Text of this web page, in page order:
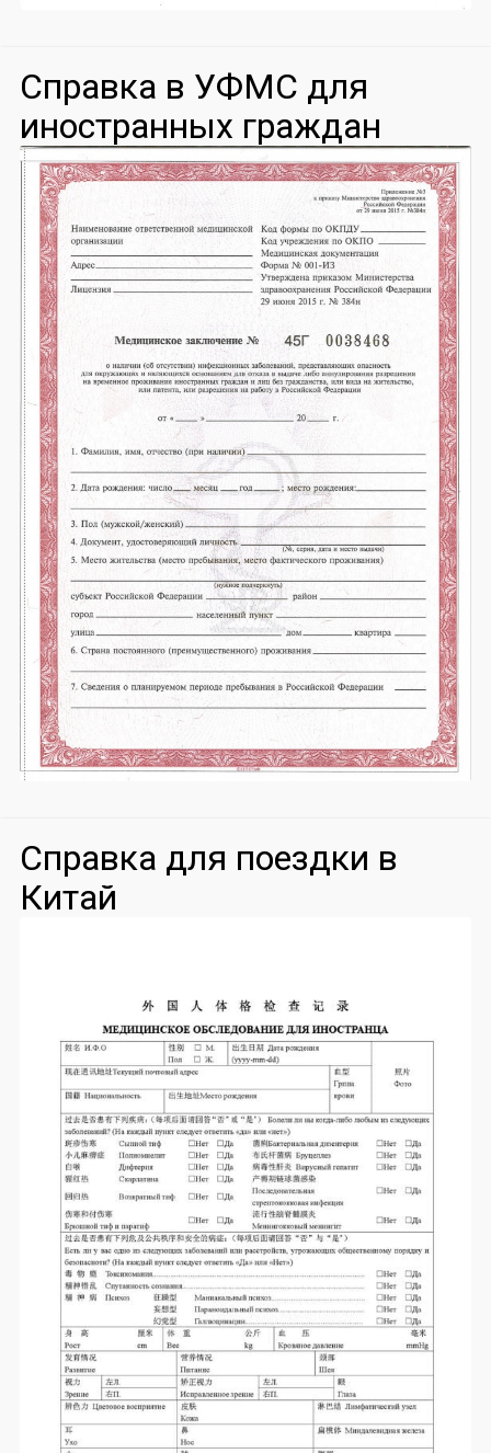
Справка в УФМС для
иностранных граждан
Справка для поездки в
Китай